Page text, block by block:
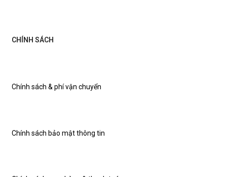
CHÍNH SÁCH
Chính sách bảo mật thông tin
Chính sách & phí vận chuyển